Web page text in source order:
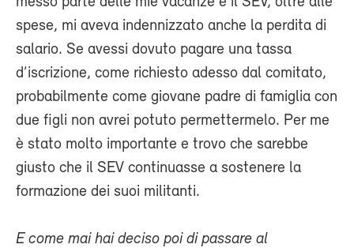
spese, mi aveva indennizzato anche la perdita di
salario. Se avessi dovuto pagare una tassa
d’iscrizione, come richiesto adesso dal comitato,
probabilmente come giovane padre di famiglia con
due figli non avrei potuto permettermelo. Per me
è stato molto importante e trovo che sarebbe
giusto che il SEV continuasse a sostenere la
formazione dei suoi militanti.
E come mai hai deciso poi di passare al